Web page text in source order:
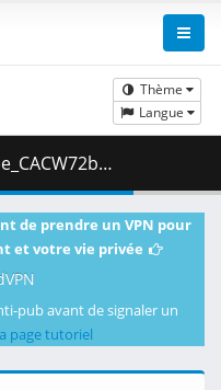
Thème
Langue
( 93.54 MB )
de prendre un VPN pour
et votre vie privée
pub avant de signaler un
page tutoriel